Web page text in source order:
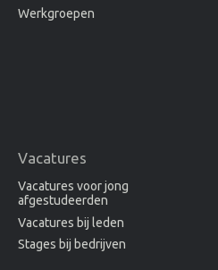
Werkgroepen
Vacatures
Vacatures voor jong
afgestudeerden
Vacatures bij leden
Stages bij bedrijven